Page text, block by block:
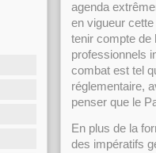
agenda
en vigueur
tenir compte de
professionnels
combat est tel
réglementaire,
penser que le
En plus de la
des impératifs